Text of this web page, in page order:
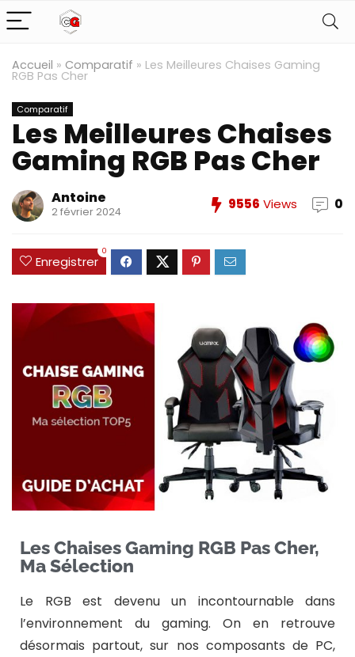
Accueil » Comparatif » Les Meilleures Chaises Gaming
RGB Pas Cher
Comparatif
Les Meilleures Chaises
Gaming RGB Pas Cher
Antoine
2 février 2024 9556 Views 0
Enregistrer
0
Les Chaises Gaming RGB Pas Cher,
Ma Sélection
Le RGB est devenu un incontournable dans
l’environnement du gaming. On en retrouve
désormais partout, sur nos composants de PC,